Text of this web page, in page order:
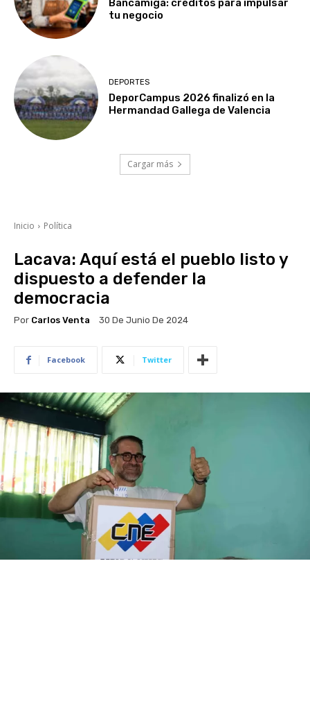
Bancamiga: créditos para impulsar
tu negocio
DEPORTES
DeporCampus 2026 finalizó en la
Hermandad Gallega de Valencia
Cargar más